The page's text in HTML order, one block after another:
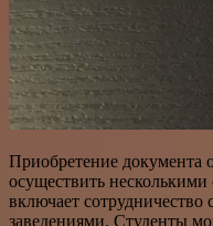
Приобретение
осуществить
включает
заведениями. Студенты